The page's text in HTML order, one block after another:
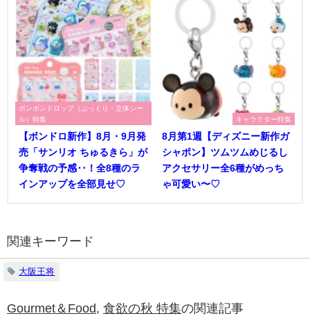
ボンボンドロップ（ぷっくり・立体シー
ル）特集
【ボンドロ新作】8月・9月発
売「サンリオ ちゅるきら」が
争奪戦の予感‥！全8種のラ
インアップを全部見せ♡
キャラクター特集
8月第1週【ディズニー新作ガ
シャポン】ツムツムめじるし
アクセサリー全6種がめっち
ゃ可愛い〜♡
関連キーワード
大阪王将
Gourmet＆Food, 食欲の秋 特集の関連記事